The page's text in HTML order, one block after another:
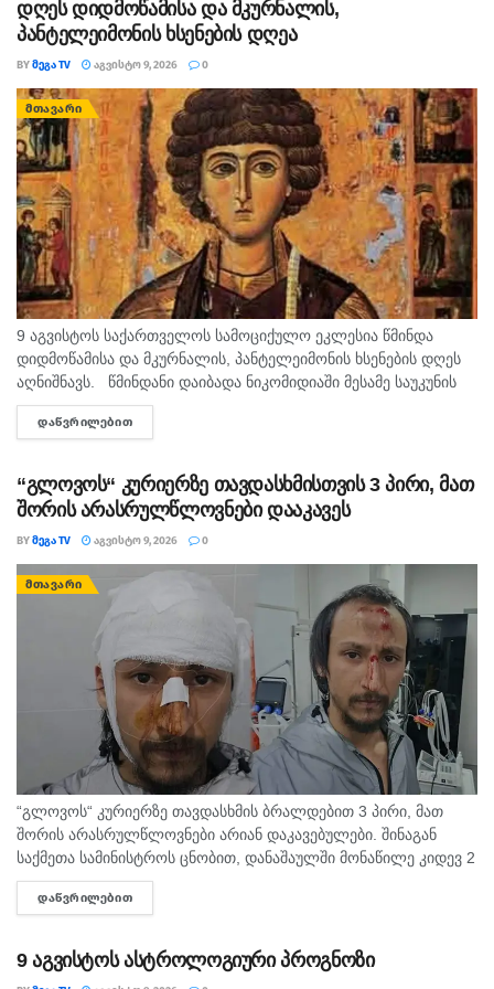
დღეს დიდმოწამისა და მკურნალის,
პანტელეიმონის ხსენების დღეა
BYᲛᲔᲒᲐ TV ᲐᲒᲕᲘᲡᲢᲝ 9, 2026 0
ᲛᲗᲐᲕᲐᲠᲘ
9 აგვისტოს საქართველოს სამოციქულო ეკლესია წმინდა
დიდმოწამისა და მკურნალის, პანტელეიმონის ხსენების დღეს
აღნიშნავს. წმინდანი დაიბადა ნიკომიდიაში მესამე საუკუნის
მეორე ნახევარში. არ არსებობს ტაძარი, რომელშიც არ იყოს
დაბრძანებული ნიკომიდიელი მკურნალის,...
ᲓᲐᲬᲕᲠᲘᲚᲔᲑᲘᲗ
“გლოვოს“ კურიერზე თავდასხმისთვის 3 პირი, მათ
შორის არასრულწლოვნები დააკავეს
BYᲛᲔᲒᲐ TV ᲐᲒᲕᲘᲡᲢᲝ 9, 2026 0
ᲛᲗᲐᲕᲐᲠᲘ
“გლოვოს“ კურიერზე თავდასხმის ბრალდებით 3 პირი, მათ
შორის არასრულწლოვნები არიან დაკავებულები. შინაგან
საქმეთა სამინისტროს ცნობით, დანაშაულში მონაწილე კიდევ 2
პირის დაკავების მიზნით შესაბამისი ღონისძიებები ტარდება.
შინაგან საქმეთა სამინისტროს თბილისის პოლიციის
ᲓᲐᲬᲕᲠᲘᲚᲔᲑᲘᲗ
9 აგვისტოს ასტროლოგიური პროგნოზი